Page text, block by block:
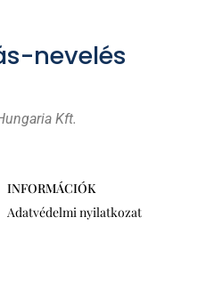
nevelés
Kft.
INFORMÁCIÓK
Adatvédelmi nyilatkozat